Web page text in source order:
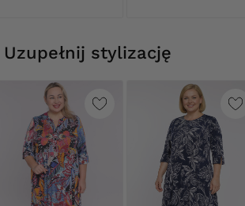
Uzupełnij stylizację